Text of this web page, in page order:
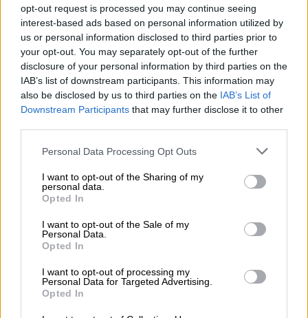
opt-out request is processed you may continue seeing
interest-based ads based on personal information utilized by
us or personal information disclosed to third parties prior to
your opt-out. You may separately opt-out of the further
disclosure of your personal information by third parties on the
IAB’s list of downstream participants. This information may
also be disclosed by us to third parties on the IAB’s List of
Downstream Participants that may further disclose it to other
Please note that this website/app uses one or more Google
not limited to your visit or usage behaviour. You may click to
grant or deny consent to Google and its third-party tags to
use your data for below specified purposes in below Google
consent section.
Personal Data Processing Opt Outs
I want to opt-out of the Sharing of my
personal data.
Opted In
I want to opt-out of the Sale of my
Personal Data.
Opted In
I want to opt-out of processing my
Personal Data for Targeted Advertising.
Opted In
Ο κ. Ρούτσι ξεκίνησε από σήμερα (15/09)
απεργία πείναςκαι δίψας με αίτημα την
εκταφή του παιδιού τουπροκειμένου να
διερευνηθούν τα ακριβή αίτια του θανάτου
του. «Η απόφαση ήταν όλη δική μου γιατί
μετά από δυόμισι χρόνια δεν μπορώ άλλο να
πια αυτή τη Δικαιοσύνη όταν κλείνει την
ανάκριση καιδε μου δίνει χαρτί για την
εκταφή του παιδιού μου,
οικογένειες. Πιστεύω ότι με αυτή την
κίνηση (σ.σ. την απεργία πείνας) που
όσο χρειαστεί,να βρεθεί κάποιος ανώτατος
εισαγγελέας με λίγη ανθρωπιά μέσα του, που
θα δει το θέμα λίγο πιο καλά», είπε ο κ.